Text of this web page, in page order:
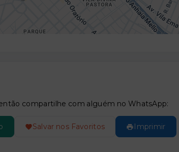
compartilhe com alguém no WhatsApp:
Salvar nos Favoritos Imprimir